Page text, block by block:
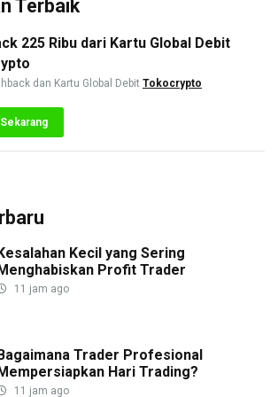
Terbaik
225 Ribu dari Kartu Global Debit
dan Kartu Global Debit Tokocrypto
Kecil yang Sering
Profit Trader
11 jam ago
Trader Profesional
Hari Trading?
11 jam ago